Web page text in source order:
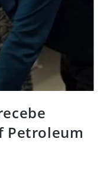
Petroleum